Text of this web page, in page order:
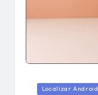
Publicado
Localizar Android